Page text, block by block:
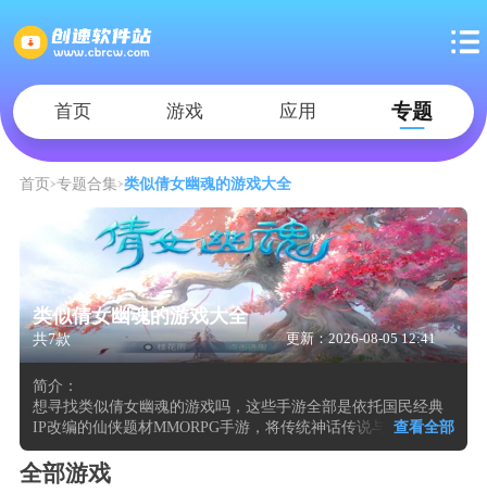
首页 游戏 应用 专题
首页 专题合集 类似倩女幽魂的游戏大全
类似倩女幽魂的游戏大全
共7款 更新：2026-08-05 12:41
简介：
想寻找类似倩女幽魂的游戏吗，这些手游全部是依托国民经典
IP改编的仙侠题材MMORPG手游，将传统神话传说与侠客成长
路径融合，构建出兼具沉浸感与探索性的开放仙侠世界。游戏
保留了原作对仙侠文化的内核诠释，从场景搭建到角色设计都
融入了中式美学表达，配合流畅的动作衔接与细腻的技能呈
查看全部
全部游戏